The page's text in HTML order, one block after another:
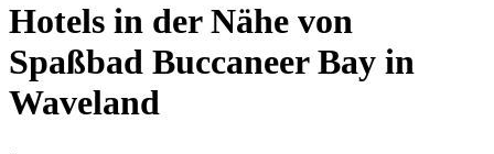
Hotels in der Nähe von
Spaßbad Buccaneer Bay in
Waveland